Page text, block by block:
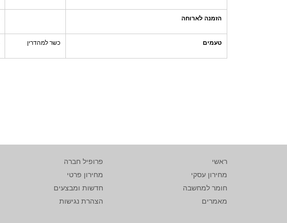
הזמנה לארוחה
טעמים כשר למהדרין
ראשי פרופיל חברה
מחירון עסקי
מחירון פרטי
חומר למחשבה
חדשות ומבצעים
מאמרים
הצהרת נגישות